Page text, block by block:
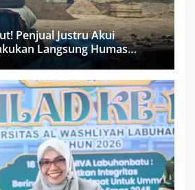
Penjual Justru Akui
Langsung Humas